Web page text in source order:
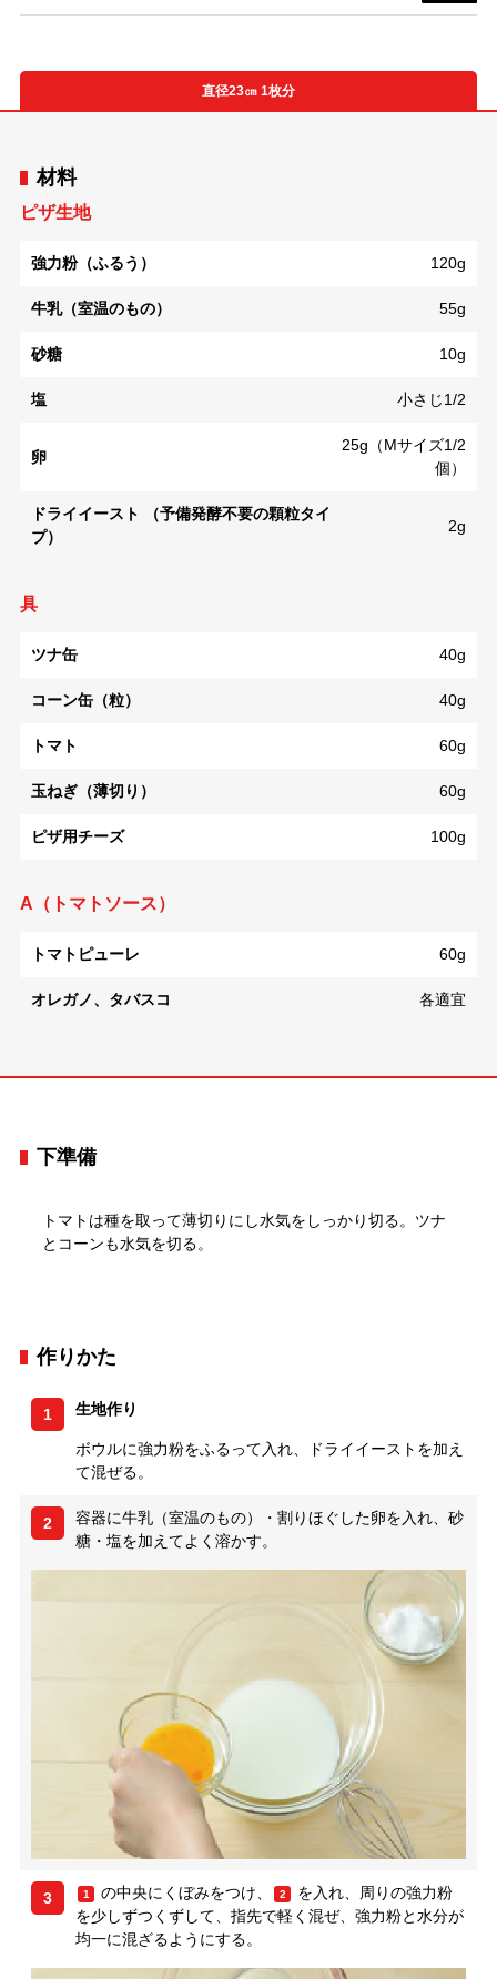
直径23㎝ 1枚分
材料
ピザ生地
強力粉（ふるう） 120g
牛乳（室温のもの） 55g
砂糖 10g
塩 小さじ1/2
卵
25g（Mサイズ1/2
個）
ドライイースト （予備発酵不要の顆粒タイ
プ）
2g
具
ツナ缶 40g
コーン缶（粒） 40g
トマト 60g
玉ねぎ（薄切り） 60g
ピザ用チーズ 100g
A（トマトソース）
トマトピューレ 60g
オレガノ、タバスコ 各適宜
下準備
トマトは種を取って薄切りにし水気をしっかり切る。ツナ
とコーンも水気を切る。
作りかた
1 生地作り
ボウルに強力粉をふるって入れ、ドライイーストを加え
て混ぜる。
2
容器に牛乳（室温のもの）・割りほぐした卵を入れ、砂
糖・塩を加えてよく溶かす。
3 1 の中央にくぼみをつけ、 2
を入れ、周りの強力粉
を少しずつくずして、指先で軽く混ぜ、強力粉と水分が
均一に混ざるようにする。